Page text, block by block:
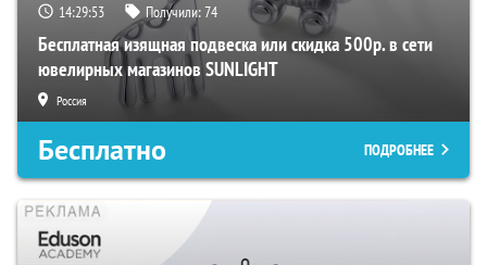
14:29:52 Получили:74
Бесплатная изящная подвеска или скидка 500р. в сети
ювелирных магазинов SUNLIGHT
Россия
Бесплатно ПОДРОБНЕЕ